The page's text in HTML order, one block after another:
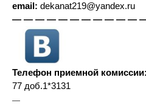
email: dekanat219@yandex.ru
— — — — — — — — — — —
Телефон приемной
77 доб.1*3131
—